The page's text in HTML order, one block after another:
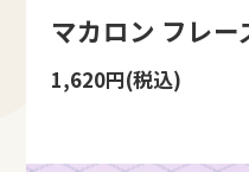
マカロン フレー
1,620円(税込)